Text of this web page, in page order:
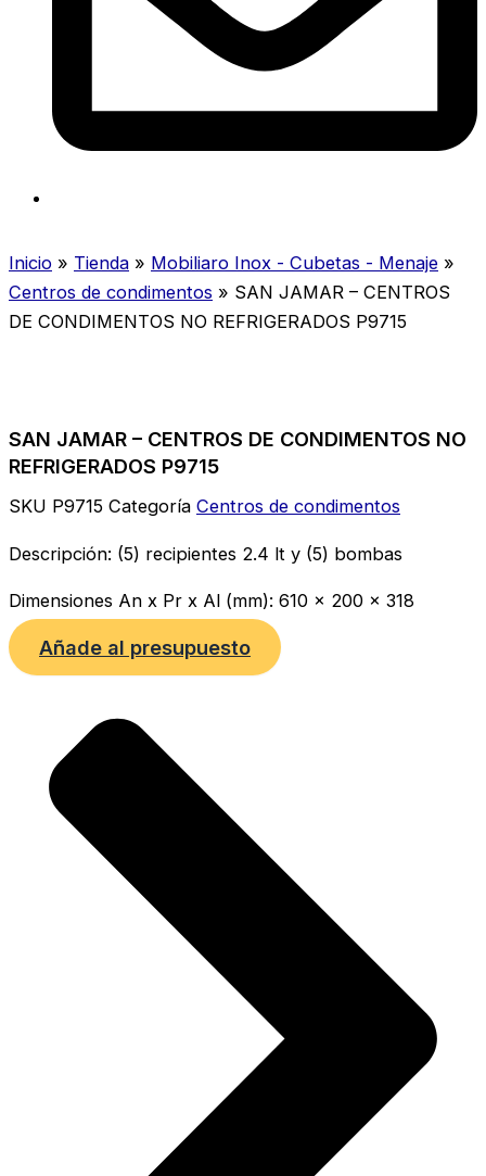
Inicio » Tienda » Mobiliaro Inox - Cubetas - Menaje »
Centros de condimentos » SAN JAMAR – CENTROS
DE CONDIMENTOS NO REFRIGERADOS P9715
SAN JAMAR – CENTROS DE CONDIMENTOS NO
REFRIGERADOS P9715
SKU P9715 Categoría Centros de condimentos
Descripción: (5) recipientes 2.4 lt y (5) bombas
Dimensiones An x Pr x Al (mm): 610 x 200 x 318
Añade al presupuesto